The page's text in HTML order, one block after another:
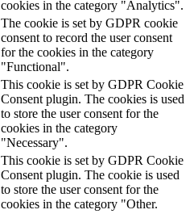
cookies in the category "Analytics".
The cookie is set by GDPR cookie
consent to record the user consent
for the cookies in the category
"Functional".
This cookie is set by GDPR Cookie
Consent plugin. The cookies is used
to store the user consent for the
cookies in the category
"Necessary".
This cookie is set by GDPR Cookie
Consent plugin. The cookie is used
to store the user consent for the
cookies in the category "Other.